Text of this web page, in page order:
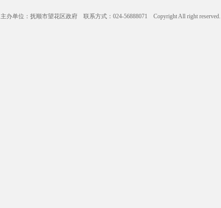
主办单位：抚顺市望花区政府 联系方式：024-56888071 Copyright All right